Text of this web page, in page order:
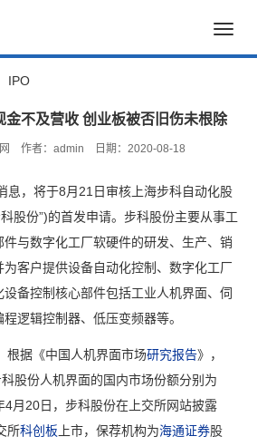
IPO
金不及营收 创业板被否旧伤未根除
作者：admin 日期：2020-08-18
，将于8月21日审核上海步科自动化股
股份”)的首发申请。步科股份主要从事工
与数字化工厂软硬件的研发、生产、销
客户提供设备自动化控制、数字化工厂
备控制核心部件包括工业人机界面、伺
逻辑控制器、低压变频器等。
据《中国人机界面市场研究报告》，
股份人机界面的国内市场份额分别为
月20日，步科股份在上交所网站披露
所科创板 上市，保荐机构为海通证券股